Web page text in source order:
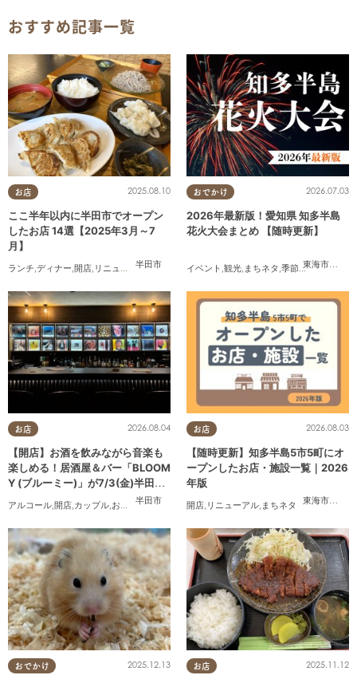
おすすめ記事一覧
お店
半田市
2025.08.10
ここ半年以内に半田市でオープン
したお店 14選【2025年3月～7
月】
ランチ,ディナー,開店, リニューアル ,まとめ記事,家族
おでかけ
東海市大府
2026.07.03
2026年最新版！愛知県 知多半島
花火大会まとめ 【随時更新】
イベント ,観光, まちネタ ,季節ネタ ,まとめ記
お店
半田市
2026.08.04
【開店】お酒を飲みながら音楽も
楽しめる！居酒屋＆バー「BLOOM
Y (ブルーミー)」が7/3(金)半田市
でオープン
アルコール,開店,カップル,おひとりさま
お店
東海市
,大府
2026.08.03
【随時更新】知多半島5市5町にオ
ープンしたお店・施設一覧｜2026
年版
開店, リニューアル, まちネタ
おでかけ 2025.12.13 お店 2025.11.12